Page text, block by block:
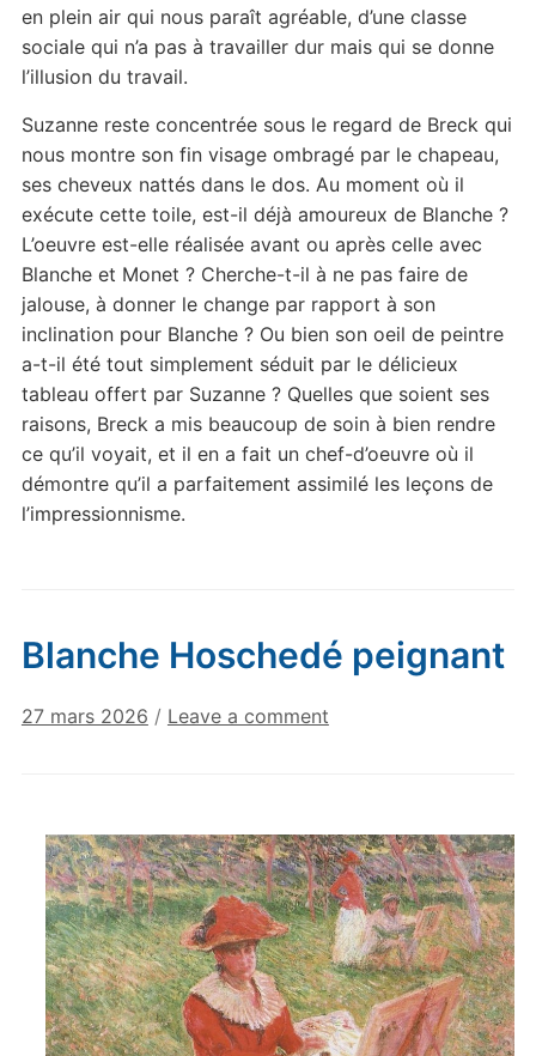
en plein air qui nous paraît agréable, d’une classe
sociale qui n’a pas à travailler dur mais qui se donne
l’illusion du travail.
Suzanne reste concentrée sous le regard de Breck qui
nous montre son fin visage ombragé par le chapeau,
ses cheveux nattés dans le dos. Au moment où il
exécute cette toile, est-il déjà amoureux de Blanche ?
L’oeuvre est-elle réalisée avant ou après celle avec
Blanche et Monet ? Cherche-t-il à ne pas faire de
jalouse, à donner le change par rapport à son
inclination pour Blanche ? Ou bien son oeil de peintre
a-t-il été tout simplement séduit par le délicieux
tableau offert par Suzanne ? Quelles que soient ses
raisons, Breck a mis beaucoup de soin à bien rendre
ce qu’il voyait, et il en a fait un chef-d’oeuvre où il
démontre qu’il a parfaitement assimilé les leçons de
l’impressionnisme.
Blanche Hoschedé peignant
27 mars 2026 / Leave a comment